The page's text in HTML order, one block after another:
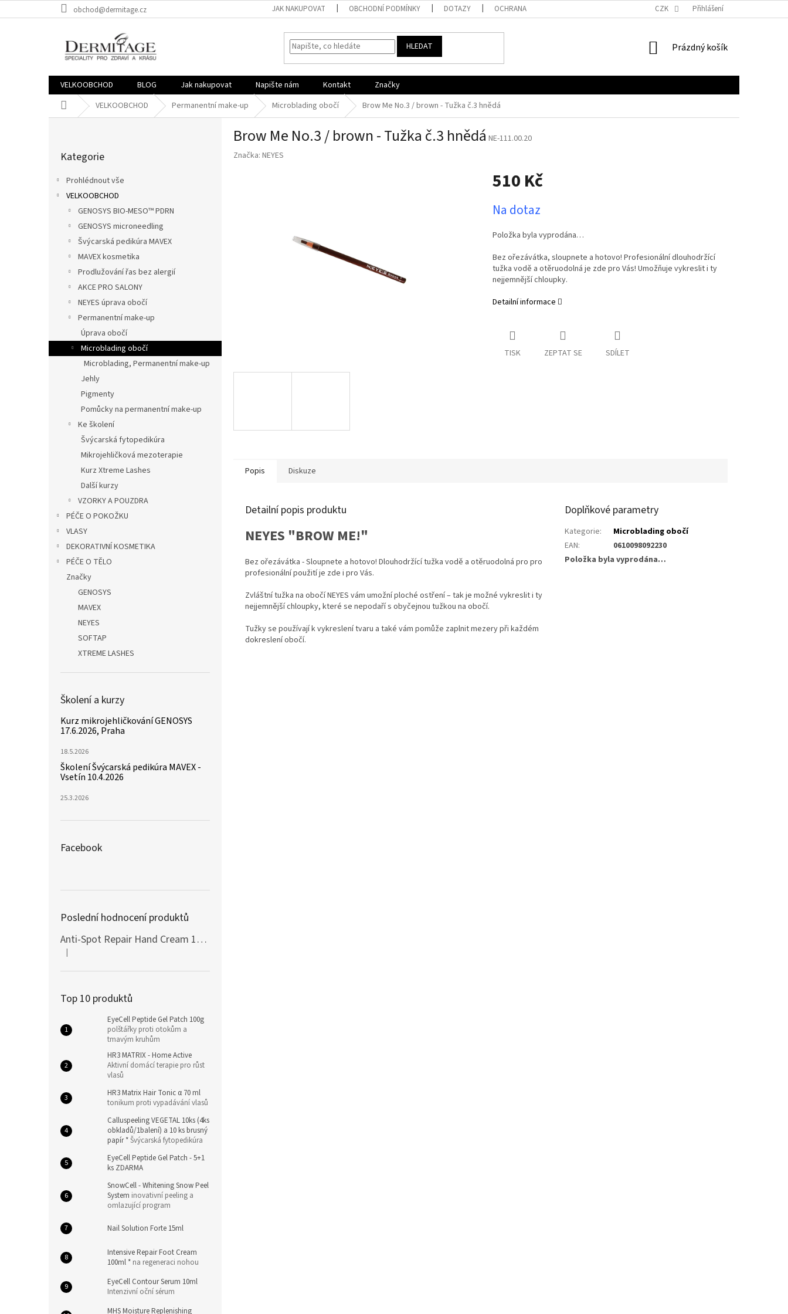
na
obchod@dermitage.cz JAK NAKUPOVAT OBCHODNÍ PODMÍNKY DOTAZY OCHRANA OSOBNÍCH ÚDAJŮ CZK Přihlášení
HLEDAT
NÁKUPNÍ
Prázdný košík
VELKOOBCHOD BLOG Jak nakupovat Napište nám Kontakt
Značky
Domů VELKOOBCHOD Permanentní make-up Microblading obočí Brow Me No.3 / brown - Tužka č.3 hnědá
kategorie
Kategorie
Prohlédnout vše
VELKOOBCHOD
GENOSYS BIO-MESO™ PDRN
GENOSYS microneedling
Švýcarská pedikúra MAVEX
MAVEX kosmetika
Prodlužování řas bez alergií
AKCE PRO SALONY
NEYES úprava obočí
Permanentní make-up
Úprava obočí
Microblading obočí
Microblading, Permanentní make-up
Jehly
Pigmenty
Pomůcky na permanentní make-up
Ke školení
Švýcarská fytopedikúra
Mikrojehličková mezoterapie
Kurz Xtreme Lashes
Další kurzy
VZORKY A POUZDRA
PÉČE O POKOŽKU
VLASY
DEKORATIVNÍ KOSMETIKA
PÉČE O TĚLO
Značky
GENOSYS
MAVEX
NEYES
SOFTAP
XTREME LASHES
Školení a kurzy
Kurz mikrojehličkování GENOSYS
17.6.2026, Praha
18.5.2026
Školení Švýcarská pedikúra MAVEX -
Vsetín 10.4.2026
25.3.2026
Facebook
Poslední hodnocení produktů
Anti-Spot Repair Hand Cream 100ml Botanic SPA
Hodnocení produktu je 5 z 5 hvězdiček.
|
Top 10 produktů
EyeCell Peptide Gel Patch 100g
polštářky proti otokům a
tmavým kruhům
HR3 MATRIX - Home Active
Aktivní domácí terapie pro růst
vlasů
HR3 Matrix Hair Tonic α 70 ml
tonikum proti vypadávání vlasů
Calluspeeling VEGETAL 10ks (4ks
obkladů/1balení) a 10 ks brusný
papír *Švýcarská fytopedikúra
EyeCell Peptide Gel Patch - 5+1
ks ZDARMA
SnowCell - Whitening Snow Peel
System inovativní peeling a
omlazující program
Nail Solution Forte 15ml
Intensive Repair Foot Cream
100ml * na regeneraci nohou
EyeCell Contour Serum 10ml
Intenzivní oční sérum
MHS Moisture Replenishing
Brow Me No.3 / brown - Tužka č.3 hnědá NE-111.00.20
Značka: NEYES
510 Kč
cena:
Na dotaz
Položka byla vyprodána…
Bez ořezávátka, sloupnete a hotovo! Profesionální dlouhodržící
tužka vodě a otěruodolná je zde pro Vás! Umožňuje vykreslit i ty
nejjemnější chloupky.
Detailní informace
TISK ZEPTAT SE SDÍLET
Popis Diskuze
Detailní popis produktu
NEYES "BROW ME!"
Bez ořezávátka - Sloupnete a hotovo! Dlouhodržící tužka vodě a otěruodolná pro pro
profesionální použití je zde i pro Vás.
Zvláštní tužka na obočí NEYES vám umožní ploché ostření – tak je možné vykreslit i ty
nejjemnější chloupky, které se nepodaří s obyčejnou tužkou na obočí.
Tužky se používají k vykreslení tvaru a také vám pomůže zaplnit mezery při každém
dokreslení obočí.
Doplňkové parametry
Kategorie:
Microblading obočí
EAN:
0610098092230
Položka byla vyprodána…